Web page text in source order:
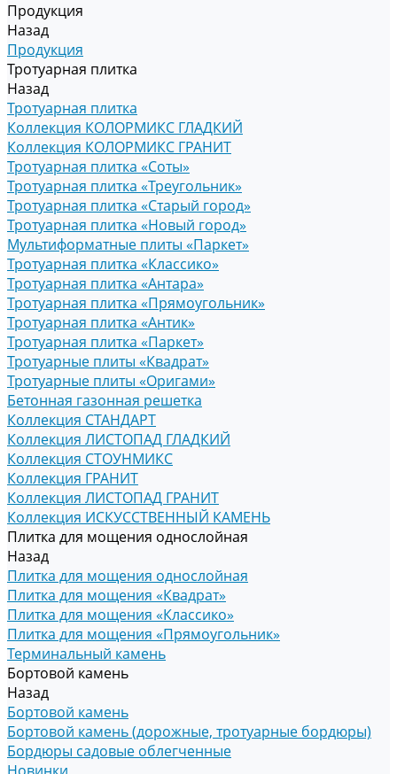
Продукция
Назад
Продукция
Тротуарная плитка
Назад
Тротуарная плитка
Коллекция КОЛОРМИКС ГЛАДКИЙ
Коллекция КОЛОРМИКС ГРАНИТ
Тротуарная плитка «Соты»
Тротуарная плитка «Треугольник»
Тротуарная плитка «Старый город»
Тротуарная плитка «Новый город»
Мультиформатные плиты «Паркет»
Тротуарная плитка «Классико»
Тротуарная плитка «Антара»
Тротуарная плитка «Прямоугольник»
Тротуарная плитка «Антик»
Тротуарная плитка «Паркет»
Тротуарные плиты «Квадрат»
Тротуарные плиты «Оригами»
Бетонная газонная решетка
Коллекция СТАНДАРТ
Коллекция ЛИСТОПАД ГЛАДКИЙ
Коллекция СТОУНМИКС
Коллекция ГРАНИТ
Коллекция ЛИСТОПАД ГРАНИТ
Коллекция ИСКУССТВЕННЫЙ КАМЕНЬ
Плитка для мощения однослойная
Назад
Плитка для мощения однослойная
Плитка для мощения «Квадрат»
Плитка для мощения «Классико»
Плитка для мощения «Прямоугольник»
Терминальный камень
Бортовой камень
Назад
Бортовой камень
Бортовой камень (дорожные, тротуарные бордюры)
Бордюры садовые облегченные